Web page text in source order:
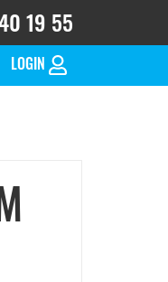
19 55
LOGIN